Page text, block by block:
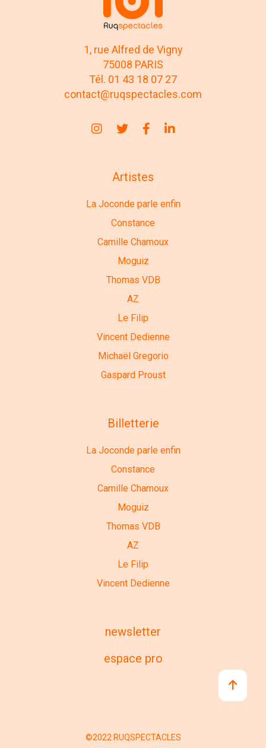
1, rue Alfred de Vigny
75008 PARIS
Tél. 01 43 18 07 27
contact@ruqspectacles.com
Artistes
La Joconde parle enfin
Constance
Camille Chamoux
Moguiz
Thomas VDB
AZ
Le Filip
Vincent Dedienne
Michaël Gregorio
Gaspard Proust
Billetterie
La Joconde parle enfin
Constance
Camille Chamoux
Moguiz
Thomas VDB
AZ
Le Filip
Vincent Dedienne
newsletter
espace pro
©2022 RUQSPECTACLES